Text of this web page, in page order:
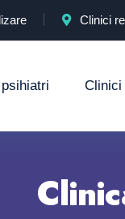
Clinici
Clinici